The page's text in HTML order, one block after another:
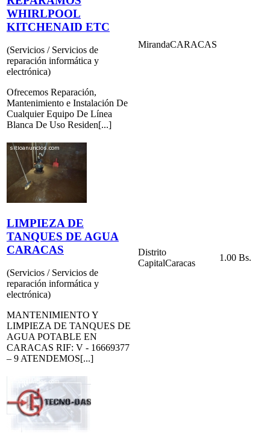
WHIRLPOOL
KITCHENAID ETC
(Servicios / Servicios de
reparación informática y
electrónica)
Ofrecemos Reparación,
Mantenimiento e Instalación De
Cualquier Equipo De Línea
Blanca De Uso Residen[...]
MirandaCARACAS
LIMPIEZA DE
TANQUES DE AGUA
CARACAS
(Servicios / Servicios de
reparación informática y
electrónica)
MANTENIMIENTO Y
LIMPIEZA DE TANQUES DE
AGUA POTABLE EN
CARACAS RIF: V - 16669377
– 9 ATENDEMOS[...]
Distrito
CapitalCaracas
1.00 Bs.